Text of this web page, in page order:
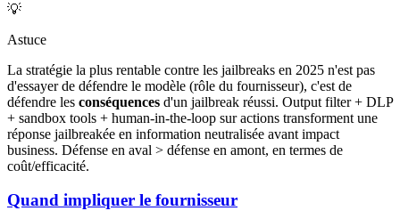
💡
Astuce
La stratégie la plus rentable contre les jailbreaks en 2025 n'est pas
d'essayer de défendre le modèle (rôle du fournisseur), c'est de
défendre les conséquences d'un jailbreak réussi. Output filter + DLP
+ sandbox tools + human-in-the-loop sur actions transforment une
réponse jailbreakée en information neutralisée avant impact
business. Défense en aval > défense en amont, en termes de
coût/efficacité.
Quand impliquer le fournisseur